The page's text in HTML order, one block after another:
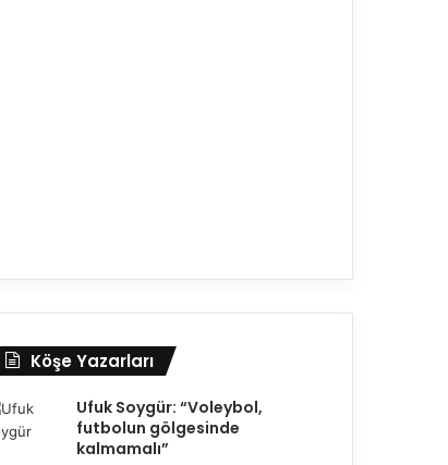
Köşe Yazarları
Ufuk Soygür: “Voleybol,
futbolun gölgesinde
kalmamalı”